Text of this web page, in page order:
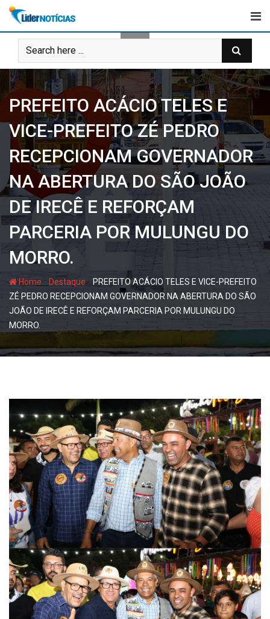
Skip
content
PREFEITO ACÁCIO TELES E
VICE-PREFEITO ZÉ PEDRO
RECEPCIONAM GOVERNADOR
NA ABERTURA DO SÃO JOÃO
DE IRECÊ E REFORÇAM
PARCERIA POR MULUNGU DO
MORRO.
Home - Destaque- PREFEITO ACÁCIO TELES E VICE-PREFEITO
ZÉ PEDRO RECEPCIONAM GOVERNADOR NA ABERTURA DO SÃO
JOÃO DE IRECÊ E REFORÇAM PARCERIA POR MULUNGU DO
MORRO.